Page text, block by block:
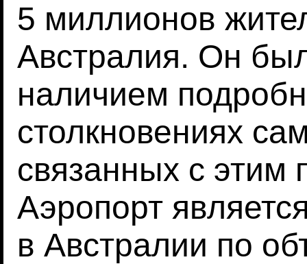
5 миллионов
Австралия. Он
наличием
столкновениях
связанных с этим
Аэропорт
в Австралии по